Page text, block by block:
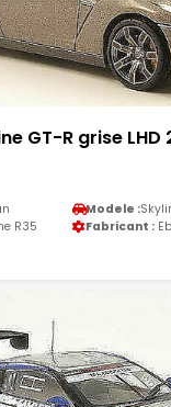
GT-R grise LHD
Modele :
R35 Fabricant :